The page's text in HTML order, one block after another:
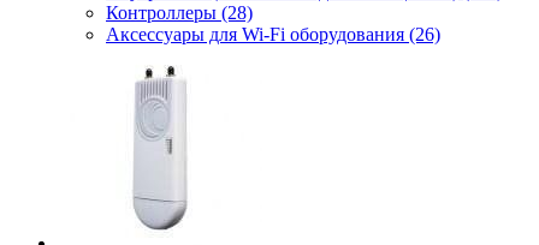
Контроллеры (28)
Аксессуары для Wi-Fi оборудования (26)